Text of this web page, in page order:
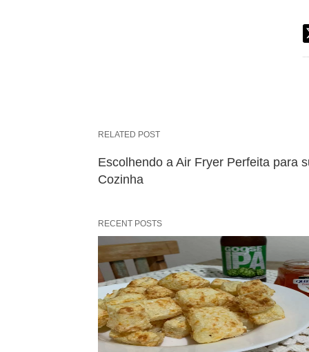
RELATED POST
Escolhendo a Air Fryer Perfeita para
Cozinha
RECENT POSTS